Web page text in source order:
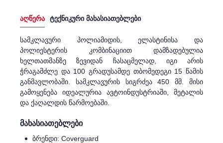
აღწერა ტექნიკური მახასიათებლები
სამკლავური პოლიამიდის, ელასტინისა და
პოლიესტერის კომბინაციით დამზადებულია
ხელთათმანზე ზევიდან ჩასაცმელად, იგი არის
ჭრაგამძლე და 100 გრადუსამდე თბომედეგი 15 წამის
განმავლობაში. სამკლავურის სიგრძეა 450 მმ. მისი
გამოყენება იდეალურია ავტოინდუსტრიაში, მეტალის
და ქაღალდის წარმოებაში.
მახასიათებლები
ბრენდი: Coverguard